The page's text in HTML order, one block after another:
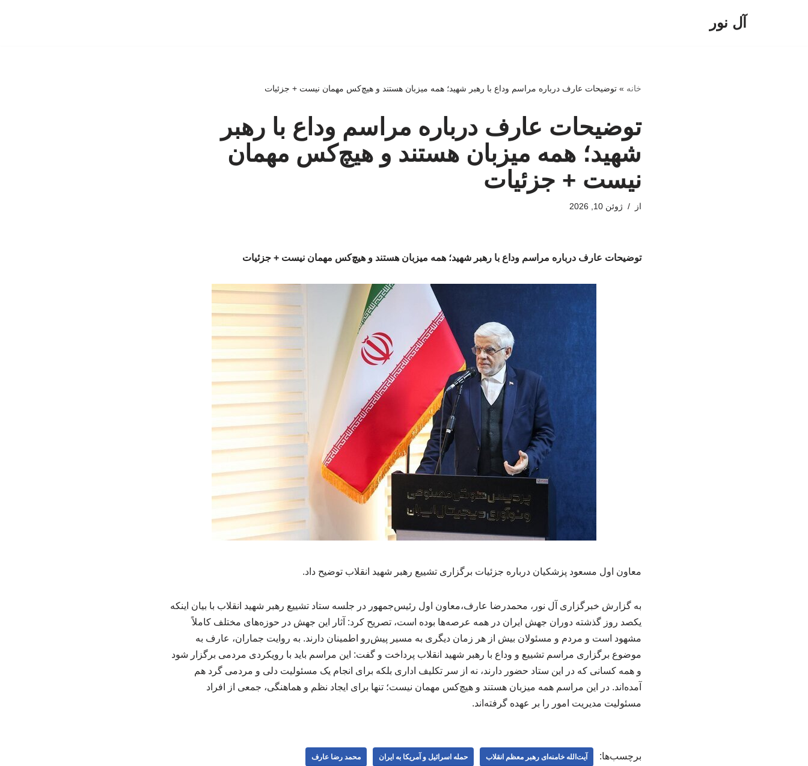
آل نور
خانه »توضیحات عارف درباره مراسم وداع با رهبر شهید؛ همه میزبان هستند و هیچ‌کس مهمان نیست + جزئیات
توضیحات عارف درباره مراسم وداع با رهبر
شهید؛ همه میزبان هستند و هیچ‌کس مهمان
نیست + جزئیات
از ژوئن 10, 2026
توضیحات عارف درباره مراسم وداع با رهبر شهید؛ همه میزبان هستند و هیچ‌کس مهمان نیست + جزئیات
معاون اول مسعود پزشکیان درباره جزئیات برگزاری تشییع رهبر شهید انقلاب توضیح داد.
به گزارش خبرگزاری آل نور، محمدرضا عارف،معاون اول رئیس‌جمهور در جلسه ستاد تشییع رهبر شهید انقلاب با بیان اینکه
یکصد روز گذشته دوران جهش ایران در همه عرصه‌ها بوده است، تصریح کرد: آثار این جهش در حوزه‌های مختلف کاملاً
مشهود است و مردم و مسئولان بیش از هر زمان دیگری به مسیر پیش‌رو اطمینان دارند. به روایت جماران، عارف به
موضوع برگزاری مراسم تشییع و وداع با رهبر شهید انقلاب پرداخت و گفت: این مراسم باید با رویکردی مردمی برگزار شود
و همه کسانی که در این ستاد حضور دارند، نه از سر تکلیف اداری بلکه برای انجام یک مسئولیت دلی و مردمی گرد هم
آمده‌اند. در این مراسم همه میزبان هستند و هیچ‌کس مهمان نیست؛ تنها برای ایجاد نظم و هماهنگی، جمعی از افراد
مسئولیت مدیریت امور را بر عهده گرفته‌اند.
برچسب‌ها: آیت‌الله خامنه‌ای رهبر معظم انقلاب حمله اسرائیل و آمریکا به ایران محمد رضا عارف